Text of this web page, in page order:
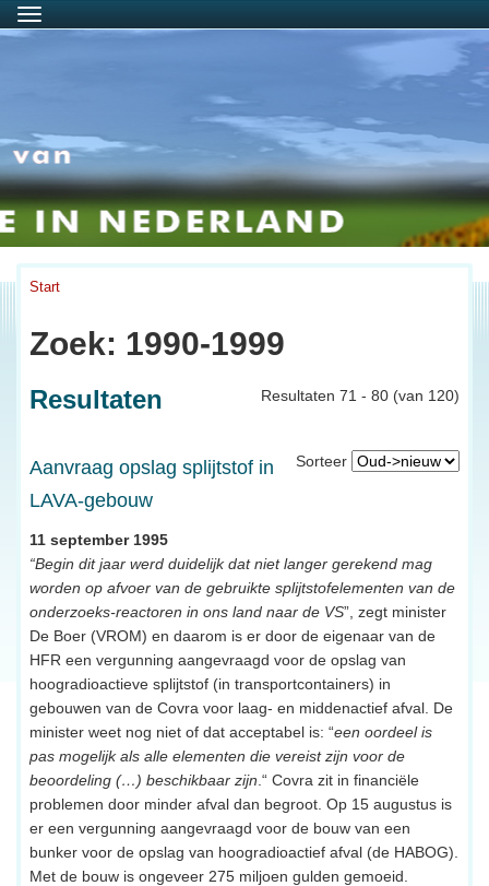
Menu
Start
Zoek: 1990-1999
Resultaten 71 - 80 (van 120)
Resultaten
Sorteer
Aanvraag opslag splijtstof in
LAVA-gebouw
11 september 1995
“Begin dit jaar werd duidelijk dat niet langer gerekend mag
worden op afvoer van de gebruikte splijtstofelementen van de
onderzoeks-reactoren in ons land naar de VS”, zegt minister
De Boer (VROM) en daarom is er door de eigenaar van de
HFR een vergunning aangevraagd voor de opslag van
hoogradioactieve splijtstof (in transportcontainers) in
gebouwen van de Covra voor laag- en middenactief afval. De
minister weet nog niet of dat acceptabel is: “een oordeel is
pas mogelijk als alle elementen die vereist zijn voor de
beoordeling (…) beschikbaar zijn .“ Covra zit in financiële
problemen door minder afval dan begroot. Op 15 augustus is
er een vergunning aangevraagd voor de bouw van een
bunker voor de opslag van hoogradioactief afval (de HABOG).
Met de bouw is ongeveer 275 miljoen gulden gemoeid.